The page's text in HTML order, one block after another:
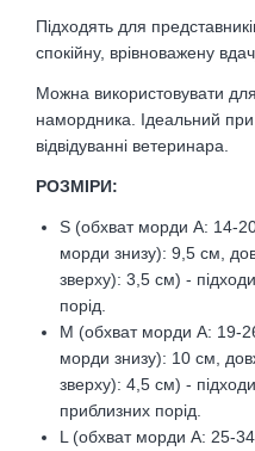
Підходять для
спокійну, врівноважену
Можна використовувати
намордника. Ідеальний при
відвідуванні ветеринара.
РОЗМІРИ:
S (обхват морди А: 14-
морди знизу): 9,5 см,
зверху): 3,5 см) -
порід.
M (обхват морди А: 19-
морди знизу): 10 см,
зверху): 4,5 см) -
приблизних порід.
L (обхват морди А: 25-